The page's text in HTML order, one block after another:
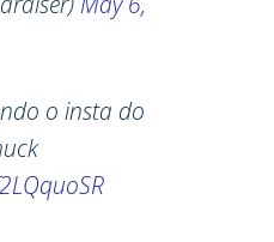
o insta do